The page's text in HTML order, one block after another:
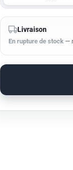
Livraison
En rupture de stock —